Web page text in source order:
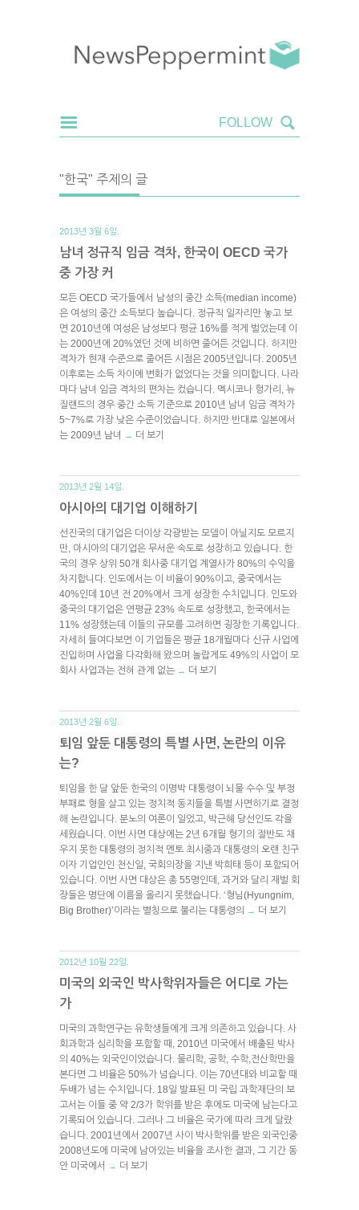
"한국" 주제의 글
2013년 3월 6일.
남녀 정규직 임금 격차, 한국이 OECD 국가
중 가장 커
모든 OECD 국가들에서 남성의 중간 소득(median income)
은 여성의 중간 소득보다 높습니다. 정규직 일자리만 놓고 보
면 2010년에 여성은 남성보다 평균 16%를 적게 벌었는데 이
는 2000년에 20%였던 것에 비하면 줄어든 것입니다. 하지만
격차가 현재 수준으로 줄어든 시점은 2005년입니다. 2005년
이후로는 소득 차이에 변화가 없었다는 것을 의미합니다. 나라
마다 남녀 임금 격차의 편차는 컸습니다. 멕시코나 헝가리, 뉴
질랜드의 경우 중간 소득 기준으로 2010년 남녀 임금 격차가
5~7%로 가장 낮은 수준이었습니다. 하지만 반대로 일본에서
는 2009년 남녀
→ 더 보기
2013년 2월 14일.
아시아의 대기업 이해하기
선진국의 대기업은 더이상 각광받는 모델이 아닐지도 모르지
만, 아시아의 대기업은 무서운 속도로 성장하고 있습니다. 한
국의 경우 상위 50개 회사중 대기업 계열사가 80%의 수익을
차지합니다. 인도에서는 이 비율이 90%이고, 중국에서는
40%인데 10년 전 20%에서 크게 성장한 수치입니다. 인도와
중국의 대기업은 연평균 23% 속도로 성장했고, 한국에서는
11% 성장했는데 이들의 규모를 고려하면 굉장한 기록입니다.
자세히 들여다보면 이 기업들은 평균 18개월마다 신규 사업에
진입하며 사업을 다각화해 왔으며 놀랍게도 49%의 사업이 모
회사 사업과는 전혀 관계 없는 → 더 보기
2013년 2월 6일.
퇴임 앞둔 대통령의 특별 사면, 논란의 이유
는?
퇴임을 한 달 앞둔 한국의 이명박 대통령이 뇌물 수수 및 부정
부패로 형을 살고 있는 정치적 동지들을 특별 사면하기로 결정
해 논란입니다. 분노의 여론이 일었고, 박근혜 당선인도 각을
세웠습니다. 이번 사면 대상에는 2년 6개월 형기의 절반도 채
우지 못한 대통령의 정치적 멘토 최시중과 대통령의 오랜 친구
이자 기업인인 천신일, 국회의장을 지낸 박희태 등이 포함되어
있습니다. 이번 사면 대상은 총 55명인데, 과거와 달리 재벌 회
장들은 명단에 이름을 올리지 못했습니다. ‘형님(Hyungnim,
Big Brother)’이라는 별칭으로 불리는 대통령의
→ 더 보기
2012년 10월 22일.
미국의 외국인 박사학위자들은 어디로 가는
가
미국의 과학연구는 유학생들에게 크게 의존하고 있습니다. 사
회과학과 심리학을 포함할 때, 2010년 미국에서 배출된 박사
의 40%는 외국인이었습니다. 물리학, 공학, 수학,전산학만을
본다면 그 비율은 50%가 넘습니다. 이는 70년대와 비교할 때
두배가 넘는 수치입니다. 18일 발표된 미 국립 과학재단의 보
고서는 이들 중 약 2/3가 학위를 받은 후에도 미국에 남는다고
기록되어 있습니다. 그러나 그 비율은 국가에 따라 크게 달랐
습니다. 2001년에서 2007년 사이 박사학위를 받은 외국인중
2008년도에 미국에 남아있는 비율을 조사한 결과, 그 기간 동
안 미국에서
→ 더 보기